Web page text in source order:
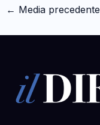
← Media precedente